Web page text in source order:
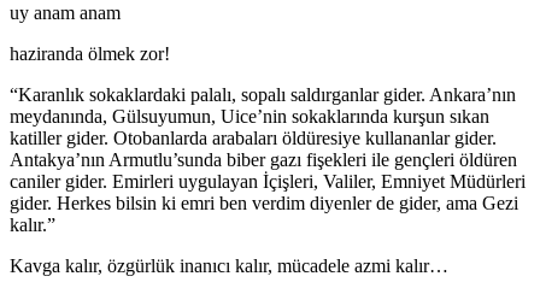
uy anam anam
haziranda ölmek zor!
“Karanlık sokaklardaki palalı, sopalı saldırganlar gider. Ankara’nın
meydanında, Gülsuyumun, Uice’nin sokaklarında kurşun sıkan
katiller gider. Otobanlarda arabaları öldüresiye kullananlar gider.
Antakya’nın Armutlu’sunda biber gazı fişekleri ile gençleri öldüren
caniler gider. Emirleri uygulayan İçişleri, Valiler, Emniyet Müdürleri
gider. Herkes bilsin ki emri ben verdim diyenler de gider, ama Gezi
kalır.”
Kavga kalır, özgürlük inanıcı kalır, mücadele azmi kalır…